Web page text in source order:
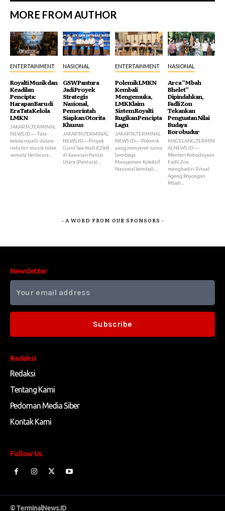
MORE FROM AUTHOR
ENTERTAINMENT
Royalti Musik dan
Keadilan
Pencipta:
Harapan Baru di
Era Tata Kelola
LMKN
JAKARTA,TERMINAL
NEWS.ID — Tata
kelola royalti dalam
industri musik tidak
semata berbicara...
NASIONAL
GSW Pantura
Jadi Proyek
Strategis
Nasional,
Pemerintah
Siapkan Otorita
Khusus
JAKARTA,TERMINAL
NEWS.ID— Proyek
Giant Sea Wall (GSW)
di kawasan Pantai
Utara (Pantura)...
ENTERTAINMENT
Polemik LMKN
Kembali
Mengemuka,
LMK Klaim
Sistem Royalti
Rugikan Pencipta
Lagu
JAKARTA,TERMINAL
NEWS ID— Polemik
yang menyeret nama
Lembaga
Manajemen Kolektif
Nasional kembali...
NASIONAL
Arca “Mbah
Bhelet”
Dipindahkan,
Fadli Zon
Tekankan
Penguatan Nilai
Budaya
Borobudur
MAGELANG,TERMIN
ALNEWS.ID —
Menteri Kebudayaan
Fadli Zon
menghadiri Ritual
Ageng Boyongan
Mbah...
- A WORD FROM OUR SPONSORS -
Redaksi
Redaksi
Tentang Kami
Pedoman Media Siber
Kontak Kami
Follow Us
Newsletter
Subscribe
© TerminalNews.ID